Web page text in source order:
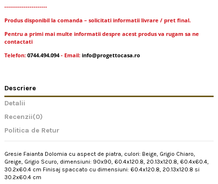
----------------------
Produs disponibil la comanda – solicitati informatii livrare / pret final.
Pentru a primi mai multe informatii despre acest produs va rugam sa ne
contactati
Telefon: 0744.494.094- Email: info@progettocasa.ro
Descriere
Detalii
Recenzii(0)
Politica de Retur
Gresie Faianta Dolomia cu aspect de piatra, culori: Beige, Grigio Chiaro,
Greige, Grigio Scuro, dimensiuni: 90x90, 60.4x120.8, 20.13x120.8, 60.4x60.4,
30.2x60.4 cm Finisaj spaccato cu dimensiuni: 60.4x120.8, 20.13x120.8 si
30.2x60.4 cm